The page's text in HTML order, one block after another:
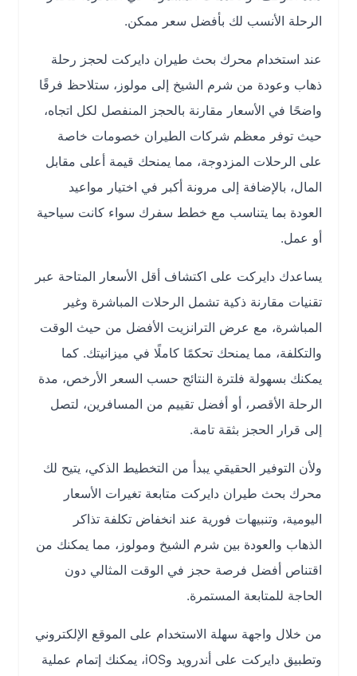
الرحلة الأنسب لك بأفضل سعر ممكن.
عند استخدام محرك بحث طيران دايركت لحجز رحلة
ذهاب وعودة من شرم الشيخ إلى مولوز، ستلاحظ فرقًا
واضحًا في الأسعار مقارنة بالحجز المنفصل لكل اتجاه،
حيث توفر معظم شركات الطيران خصومات خاصة
على الرحلات المزدوجة، مما يمنحك قيمة أعلى مقابل
المال، بالإضافة إلى مرونة أكبر في اختيار مواعيد
العودة بما يتناسب مع خطط سفرك سواء كانت سياحية
أو عمل.
يساعدك دايركت على اكتشاف أقل الأسعار المتاحة عبر
تقنيات مقارنة ذكية تشمل الرحلات المباشرة وغير
المباشرة، مع عرض الترانزيت الأفضل من حيث الوقت
والتكلفة، مما يمنحك تحكمًا كاملًا في ميزانيتك. كما
يمكنك بسهولة فلترة النتائج حسب السعر الأرخص، مدة
الرحلة الأقصر، أو أفضل تقييم من المسافرين، لتصل
إلى قرار الحجز بثقة تامة.
ولأن التوفير الحقيقي يبدأ من التخطيط الذكي، يتيح لك
محرك بحث طيران دايركت متابعة تغيرات الأسعار
اليومية، وتنبيهات فورية عند انخفاض تكلفة تذاكر
الذهاب والعودة بين شرم الشيخ ومولوز، مما يمكنك من
اقتناص أفضل فرصة حجز في الوقت المثالي دون
الحاجة للمتابعة المستمرة.
من خلال واجهة سهلة الاستخدام على الموقع الإلكتروني
وتطبيق دايركت على أندرويد وiOS، يمكنك إتمام عملية